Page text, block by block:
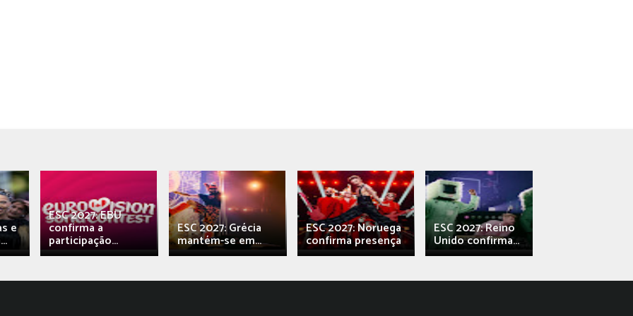
e
ESC 2027: EBU
confirma a
participação...
ESC 2027: Grécia
mantém-se em...
ESC 2027: Noruega
confirma presença
ESC 2027: Reino
Unido confirma...